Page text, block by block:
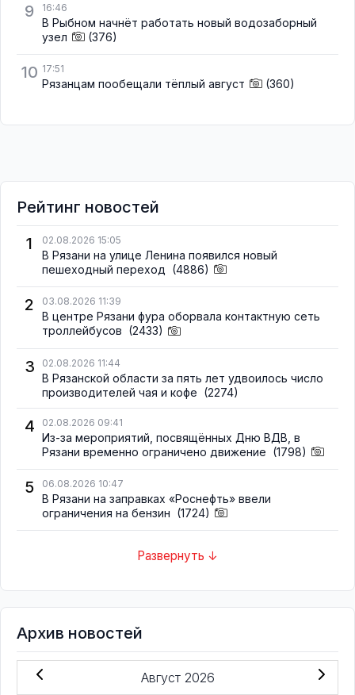
9 16:46
В Рыбном начнёт работать новый водозаборный
узел
(376)
10 17:51
Рязанцам пообещали тёплый август (360)
Рейтинг новостей
1
02.08.2026 15:05
В Рязани на улице Ленина появился новый
пешеходный переход (4886)
2 03.08.2026 11:39
В центре Рязани фура оборвала контактную сеть
троллейбусов (2433)
3 02.08.2026 11:44
В Рязанской области за пять лет удвоилось число
производителей чая и кофе (2274)
4 02.08.2026 09:41
Из-за мероприятий, посвящённых Дню ВДВ, в
Рязани временно ограничено движение (1798)
5 06.08.2026 10:47
В Рязани на заправках «Роснефть» ввели
ограничения на бензин (1724)
Развернуть ↓
Архив новостей
Август 2026